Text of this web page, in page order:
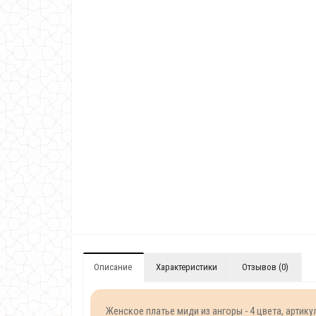
Описание Характеристики Отзывов (0)
Женское платье миди из ангоры - 4 цвета,